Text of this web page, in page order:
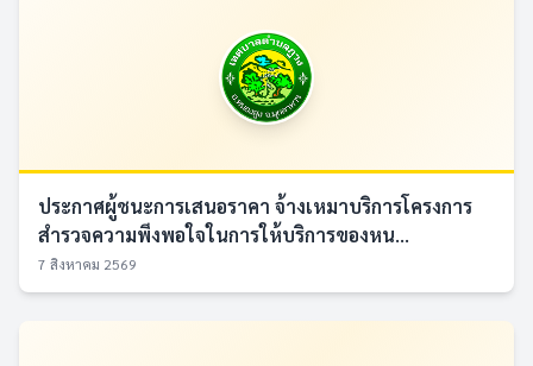
ประกาศผู้ชนะการเสนอราคา จ้างเหมาบริการโครงการ
สำรวจความพึงพอใจในการให้บริการของหน...
7 สิงหาคม 2569